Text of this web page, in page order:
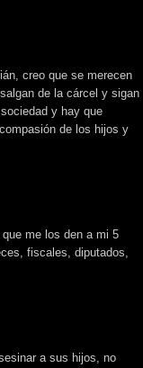
creo que se merecen
de la cárcel y sigan
y hay que
de los hijos y
me los den a mi 5
fiscales, diputados,
a sus hijos, no